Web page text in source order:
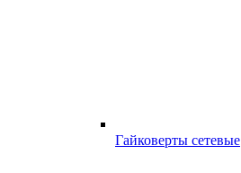
Гайковерты сетевые